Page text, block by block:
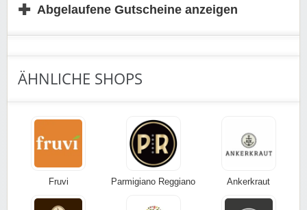
✚ Abgelaufene Gutscheine anzeigen
ÄHNLICHE SHOPS
Fruvi Parmigiano Reggiano Ankerkraut